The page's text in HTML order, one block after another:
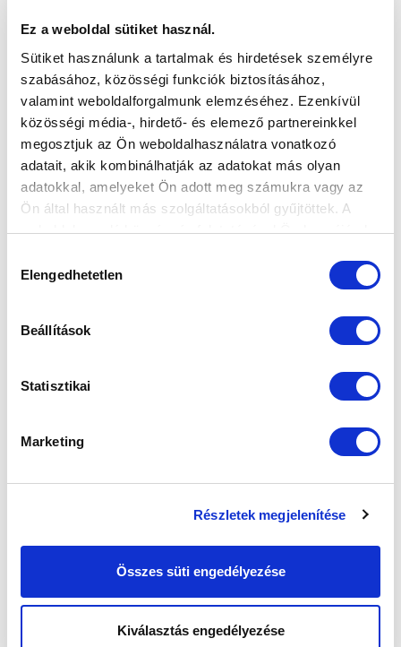
Ez a weboldal sütiket használ.
Sütiket használunk a tartalmak és hirdetések személyre
szabásához, közösségi funkciók biztosításához,
valamint weboldalforgalmunk elemzéséhez. Ezenkívül
közösségi média-, hirdető- és elemező partnereinkkel
megosztjuk az Ön weboldalhasználatra vonatkozó
adatait, akik kombinálhatják az adatokat más olyan
adatokkal, amelyeket Ön adott meg számukra vagy az
Ön által használt más szolgáltatásokból gyűjtöttek. A
weboldalon való böngészés folytatásával Ön hozzájárul a
kiválasztása
Elengedhetetlen
Beállítások
Statisztikai
Marketing
Részletek megjelenítése
Összes süti engedélyezése
Kiválasztás engedélyezése
KÖVETKEZŐ MÉRKŐZÉS
2026-08-15 17:00
VS